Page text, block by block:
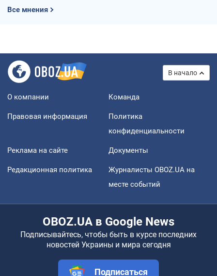
Все мнения
В начало
О компании Команда
Правовая информация
Политика
конфиденциальности
Реклама на сайте Документы
Редакционная политика
Журналисты OBOZ.UA на
месте событий
OBOZ.UA в Google News
Подписывайтесь, чтобы быть в курсе последних
новостей Украины и мира сегодня
Подписаться